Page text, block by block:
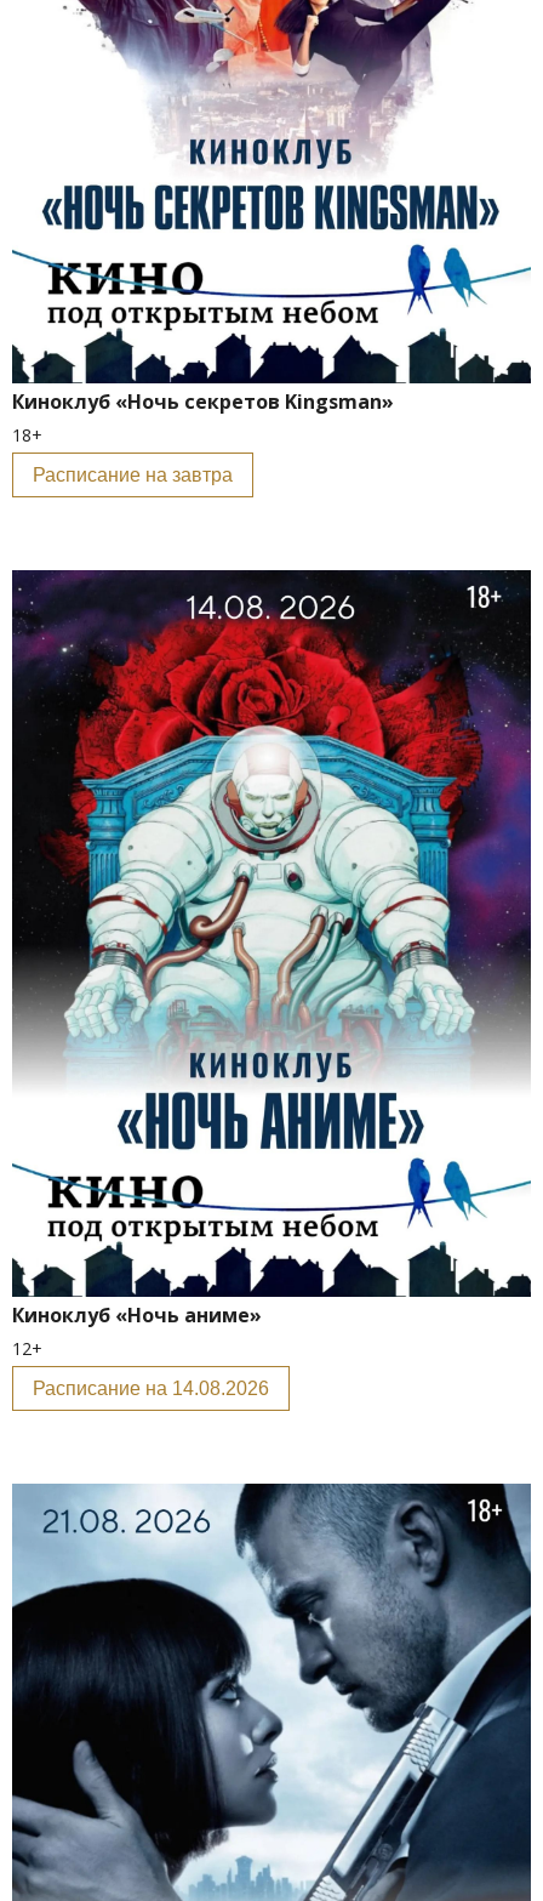
Киноклуб «Ночь секретов Kingsman»
18+
Расписание на завтра
Киноклуб «Ночь аниме»
12+
Расписание на 14.08.2026